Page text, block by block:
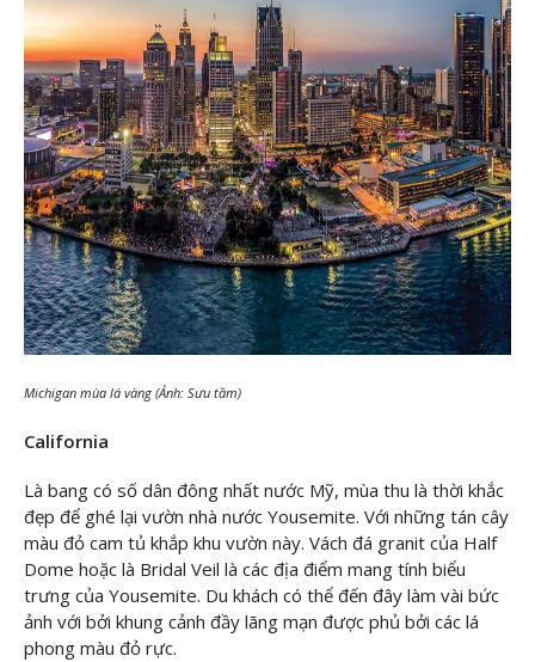
Michigan mùa lá vàng (Ảnh: Sưu tầm)
California
Là bang có số dân đông nhất nước Mỹ, mùa thu là thời khắc
đẹp để ghé lại vườn nhà nước Yousemite. Với những tán cây
màu đỏ cam tủ khắp khu vườn này. Vách đá granit của Half
Dome hoặc là Bridal Veil là các địa điểm mang tính biểu
trưng của Yousemite. Du khách có thể đến đây làm vài bức
ảnh với bởi khung cảnh đầy lãng mạn được phủ bởi các lá
phong màu đỏ rực.